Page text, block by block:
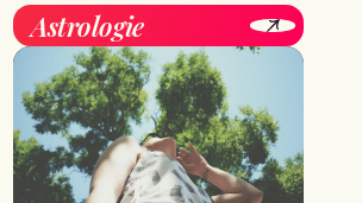
Astrologie